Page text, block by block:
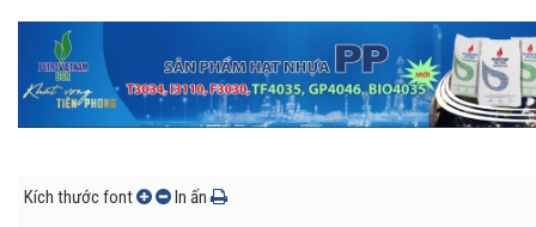
Kích thước font In ấn